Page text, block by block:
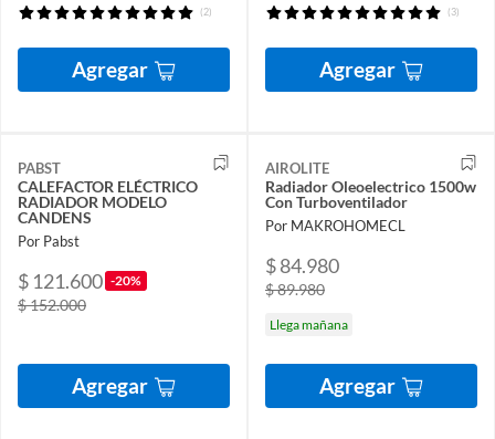
(2)
Agregar
(3)
Agregar
PABST
CALEFACTOR ELÉCTRICO
RADIADOR MODELO
CANDENS
Por Pabst
$ 121.600 -20%
$ 152.000
Agregar
AIROLITE
Radiador Oleoelectrico 1500w
Con Turboventilador
Por MAKROHOMECL
$ 84.980
$ 89.980
Llega mañana
Agregar